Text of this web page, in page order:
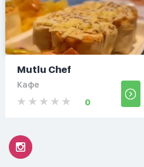
Mutlu Chef
Кафе
0